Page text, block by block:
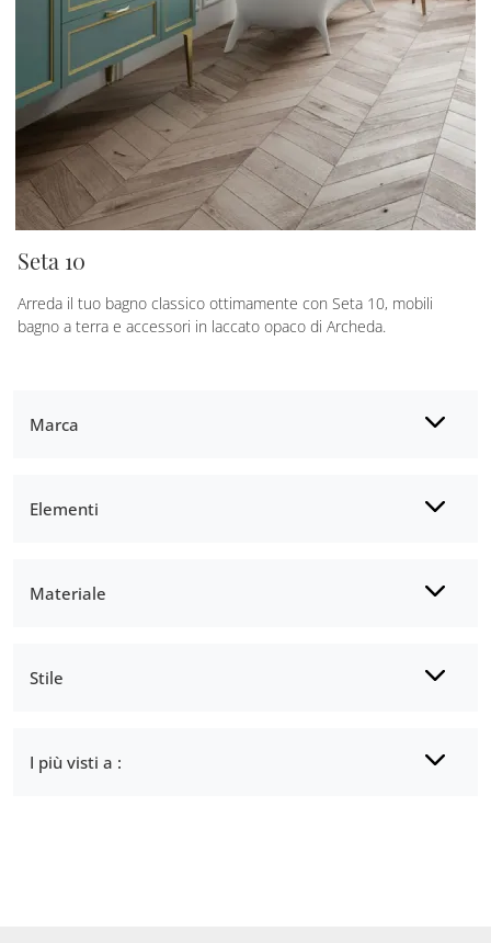
Marca
Elementi
Materiale
Stile
I più visti a :
Seta 10
Arreda il tuo bagno classico ottimamente con Seta 10, mobili
bagno a terra e accessori in laccato opaco di Archeda.